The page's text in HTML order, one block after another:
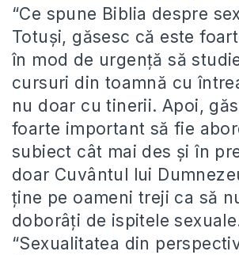
“Ce spune Biblia despre
Totuși, găsesc că este
în mod de urgență să
cursuri din toamnă cu
nu doar cu tinerii. Apoi,
foarte important să fie
subiect cât mai des și în
doar Cuvântul lui
ține pe oameni treji ca să
doborâți de ispitele
“Sexualitatea din